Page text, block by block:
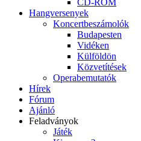
Hangversenyek
Koncertbeszámolók
Budapesten
Vidéken
Külföldön
Közvetítések
Operabemutatók
Hírek
Fórum
Ajánló
Feladványok
Játék